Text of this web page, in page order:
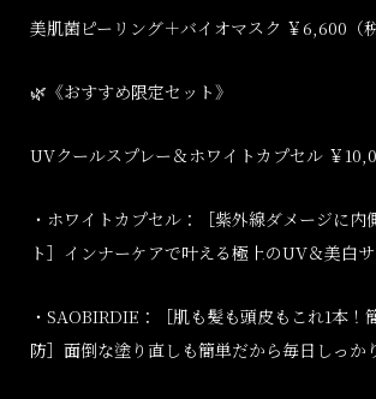
美肌菌ピーリング＋バイオマスク ￥6,600 （
🌿 《おすすめ限定セット》
UVクールスプレー＆ホワイトカプセル ￥
・ホワイトカプセル：［紫外線ダメージに内
ト］インナーケアで叶える極上のUV＆美白
・ SAOBIRDIE ：［肌も髪も頭皮もこれ1本！
防］面倒な塗り直しも簡単だから毎日しっか